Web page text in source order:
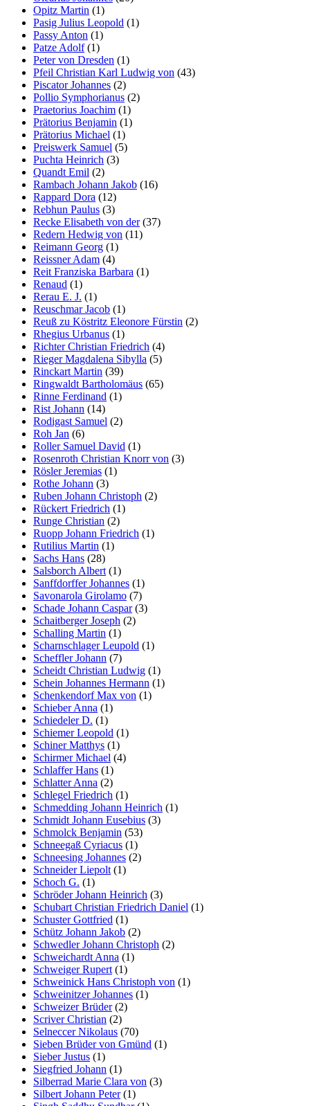
Opitz Martin (1)
Pasig Julius Leopold (1)
Passy Anton (1)
Patze Adolf(1)
Peter von Dresden (1)
Pfeil Christian Karl Ludwig von (43)
Piscator Johannes (2)
Pollio Symphorianus (2)
Praetorius Joachim (1)
Prätorius Benjamin (1)
Prätorius Michael (1)
Preiswerk Samuel (5)
Puchta Heinrich (3)
Quandt Emil (2)
Rambach Johann Jakob (16)
Rappard Dora (12)
Rebhun Paulus (3)
Recke Elisabeth von der(37)
Redern Hedwig von (11)
Reimann Georg (1)
Reissner Adam (4)
Reit Franziska Barbara (1)
Renaud (1)
Rerau E. J. (1)
Reuschmar Jacob (1)
Reuß zu Köstritz Eleonore Fürstin (2)
Rhegius Urbanus (1)
Richter Christian Friedrich (4)
Rieger Magdalena Sibylla (5)
Rinckart Martin (39)
Ringwaldt Bartholomäus (65)
Rinne Ferdinand (1)
Rist Johann (14)
Rodigast Samuel (2)
Roh Jan (6)
Roller Samuel David (1)
Rosenroth Christian Knorr von (3)
Rösler Jeremias (1)
Rothe Johann (3)
Ruben Johann Christoph (2)
Rückert Friedrich (1)
Runge Christian (2)
Ruopp Johann Friedrich (1)
Rutilius Martin (1)
Sachs Hans (28)
Salsborch Albert (1)
Sanffdorffer Johannes (1)
Savonarola Girolamo (7)
Schade Johann Caspar(3)
Schaitberger Joseph (2)
Schalling Martin (1)
Scharnschlager Leupold (1)
Scheffler Johann (7)
Scheidt Christian Ludwig (1)
Schein Johannes Hermann (1)
Schenkendorf Max von (1)
Schieber Anna (1)
Schiedeler D. (1)
Schiemer Leopold (1)
Schiner Matthys (1)
Schirmer Michael (4)
Schlaffer Hans (1)
Schlatter Anna (2)
Schlegel Friedrich (1)
Schmedding Johann Heinrich (1)
Schmidt Johann Eusebius (3)
Schmolck Benjamin (53)
Schneegaß Cyriacus (1)
Schneesing Johannes (2)
Schneider Liepolt (1)
Schoch G. (1)
Schröder Johann Heinrich (3)
Schubart Christian Friedrich Daniel (1)
Schuster Gottfried (1)
Schütz Johann Jakob (2)
Schwedler Johann Christoph (2)
Schweichardt Anna (1)
Schweiger Rupert (1)
Schweinick Hans Christoph von (1)
Schweinitzer Johannes (1)
Schweizer Brüder(2)
Scriver Christian (2)
Selneccer Nikolaus (70)
Sieben Brüder von Gmünd (1)
Sieber Justus (1)
Siegfried Johann (1)
Silberrad Marie Clara von (3)
Silbert Johann Peter(1)